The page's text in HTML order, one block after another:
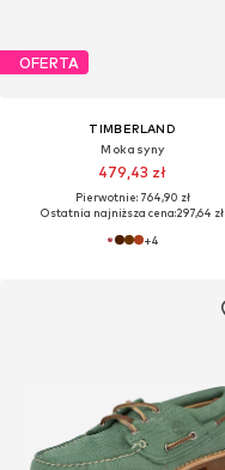
OFERTA
TIMBERLAND
Mokasyny
479,43 zł
Pierwotnie: 764,90 zł
Ostatnia najniższa cena:297,64 zł
+4